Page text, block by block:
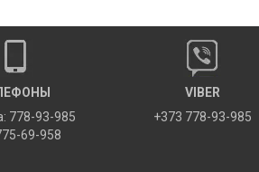
778-93-985
69-958
VIBER
+373 778-93-985